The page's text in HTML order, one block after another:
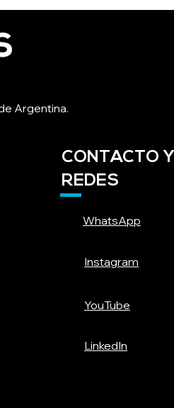
Argentina.
CONTACTO Y
REDES
WhatsApp
Instagram
YouTube
LinkedIn